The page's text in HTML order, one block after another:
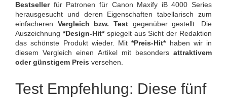
Bestsellerfür Patronen für Canon Maxify iB 4000 Series
herausgesucht und deren Eigenschaften tabellarisch zum
einfacheren Vergleich bzw. Test gegenüber gestellt. Die
Auszeichnung *Design-Hit*spiegelt aus Sicht der Redaktion
das schönste Produkt wieder. Mit*Preis-Hit*haben wir in
diesem Vergleich einen Artikel mit besonders attraktivem
oder günstigem Preis versehen.
Test Empfehlung: Diese fünf